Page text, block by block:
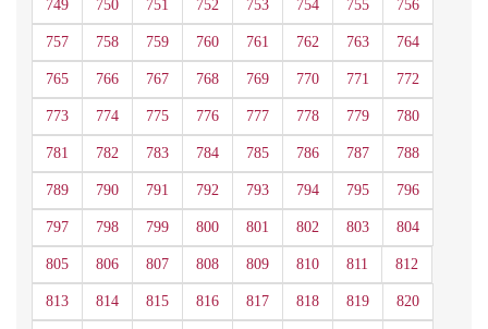
749 750 751 752 753 754 755 756
757 758 759 760 761 762 763 764
765 766 767 768 769 770 771 772
773 774 775 776 777 778 779 780
781 782 783 784 785 786 787 788
789 790 791 792 793 794 795 796
797 798 799 800 801 802 803 804
805 806 807 808 809 810 811 812
813 814 815 816 817 818 819 820